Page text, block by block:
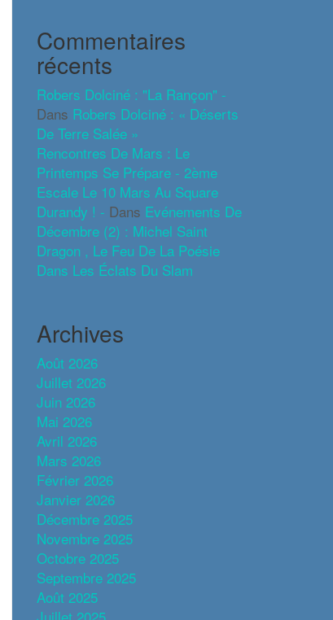
Commentaires
récents
Robers Dolciné : "La Rançon" -
Dans Robers Dolciné : « Déserts
De Terre Salée »
Rencontres De Mars : Le
Printemps Se Prépare - 2ème
Escale Le 10 Mars Au Square
Durandy ! - Dans Evénements De
Décembre (2) : Michel Saint
Dragon , Le Feu De La Poésie
Dans Les Éclats Du Slam
Archives
Août 2026
Juillet 2026
Juin 2026
Mai 2026
Avril 2026
Mars 2026
Février 2026
Janvier 2026
Décembre 2025
Novembre 2025
Octobre 2025
Septembre 2025
Août 2025